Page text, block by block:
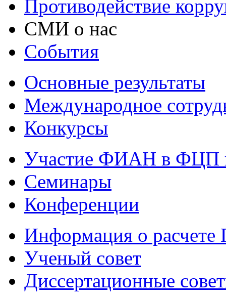
Противодействие
СМИ о нас
События
Основные результаты
Международное
Конкурсы
Участие ФИАН в ФЦП
Семинары
Конференции
Информация о
Ученый совет
Диссертационные